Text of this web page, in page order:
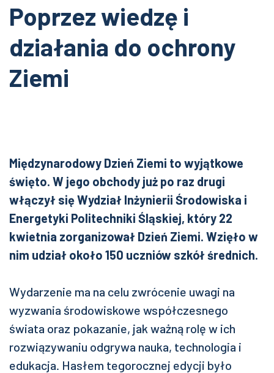
Poprzez wiedzę i
działania do ochrony
Ziemi
Międzynarodowy Dzień Ziemi to wyjątkowe
święto. W jego obchody już po raz drugi
włączył się Wydział Inżynierii Środowiska i
Energetyki Politechniki Śląskiej, który 22
kwietnia zorganizował Dzień Ziemi. Wzięło w
nim udział około 150 uczniów szkół średnich.
Wydarzenie ma na celu zwrócenie uwagi na
wyzwania środowiskowe współczesnego
świata oraz pokazanie, jak ważną rolę w ich
rozwiązywaniu odgrywa nauka, technologia i
edukacja. Hasłem tegorocznej edycji było